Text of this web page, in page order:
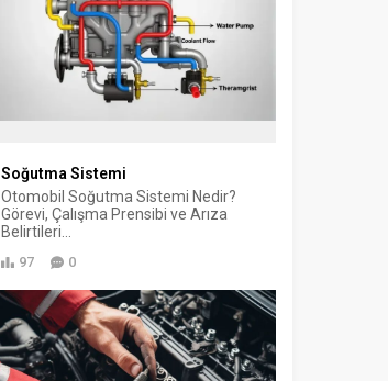
Soğutma Sistemi
Otomobil Soğutma Sistemi Nedir?
Görevi, Çalışma Prensibi ve Arıza
Belirtileri...
97 0